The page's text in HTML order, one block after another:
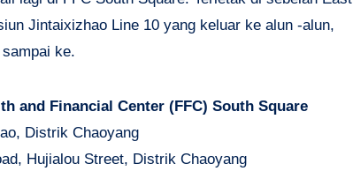
Jintaixizhao Line 10 yang keluar ke alun -alun,
ke.
and Financial Center (FFC) South Square
Distrik Chaoyang
Hujialou Street, Distrik Chaoyang